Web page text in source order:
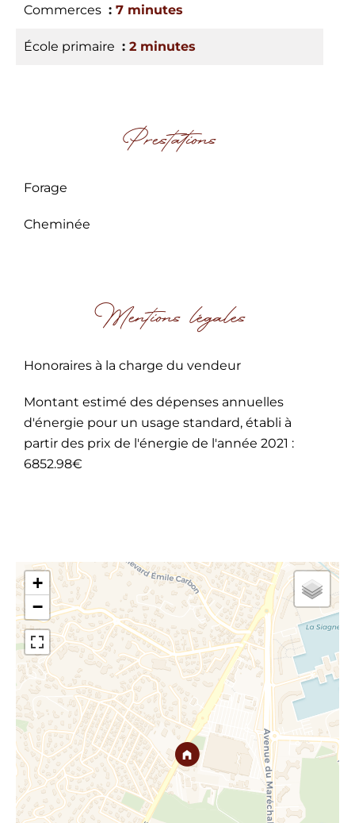
Commerces 7 minutes
École primaire 2 minutes
Prestations
Forage
Cheminée
Mentions légales
Honoraires à la charge du vendeur
Montant estimé des dépenses annuelles
d'énergie pour un usage standard, établi à
partir des prix de l'énergie de l'année 2021 :
6852.98€
+
−